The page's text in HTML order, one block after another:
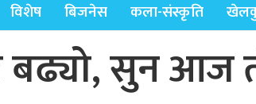
विशेष बिजनेस कला-संस्कृति
बढ्यो, सुन